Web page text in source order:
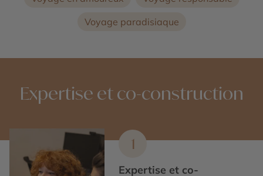
Voyage paradisiaque
Expertise et co-construction
1
Expertise et co-